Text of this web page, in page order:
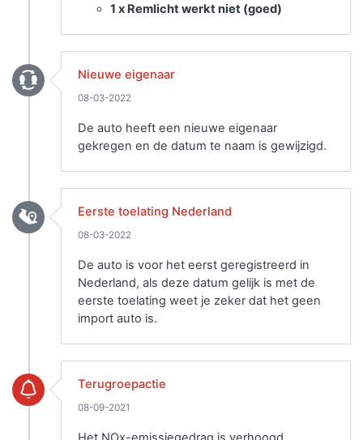
1 x Remlicht werkt niet (goed)
Nieuwe eigenaar
08-03-2022
De auto heeft een nieuwe eigenaar
gekregen en de datum te naam is gewijzigd.
Eerste toelating Nederland
08-03-2022
De auto is voor het eerst geregistreerd in
Nederland, als deze datum gelijk is met de
eerste toelating weet je zeker dat het geen
import auto is.
Terugroepactie
08-09-2021